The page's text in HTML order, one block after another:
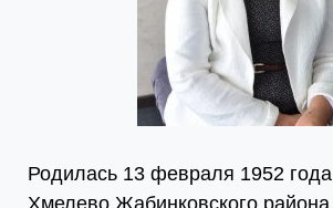
Родилась 13 февраля 1952
Хмелево Жабинковского района